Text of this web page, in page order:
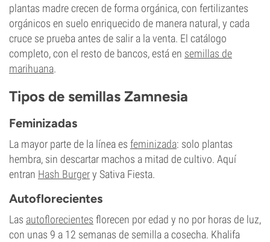
plantas madre crecen de forma orgánica, con fertilizantes
orgánicos en suelo enriquecido de manera natural, y cada
cruce se prueba antes de salir a la venta. El catálogo
completo, con el resto de bancos, está en semillas de
marihuana.
Tipos de semillas Zamnesia
Feminizadas
La mayor parte de la línea es feminizada: solo plantas
hembra, sin descartar machos a mitad de cultivo. Aquí
entran Hash Burgery Sativa Fiesta.
Autoflorecientes
Las autoflorecientes florecen por edad y no por horas de luz,
con unas 9 a 12 semanas de semilla a cosecha. Khalifa